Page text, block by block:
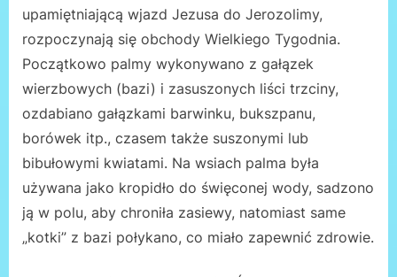
upamiętniającą wjazd Jezusa do Jerozolimy,
rozpoczynają się obchody Wielkiego Tygodnia.
Początkowo palmy wykonywano z gałązek
wierzbowych (bazi) i zasuszonych liści trzciny,
ozdabiano gałązkami barwinku, bukszpanu,
borówek itp., czasem także suszonymi lub
bibułowymi kwiatami. Na wsiach palma była
używana jako kropidło do święconej wody, sadzono
ją w polu, aby chroniła zasiewy, natomiast same
„kotki” z bazi połykano, co miało zapewnić zdrowie.